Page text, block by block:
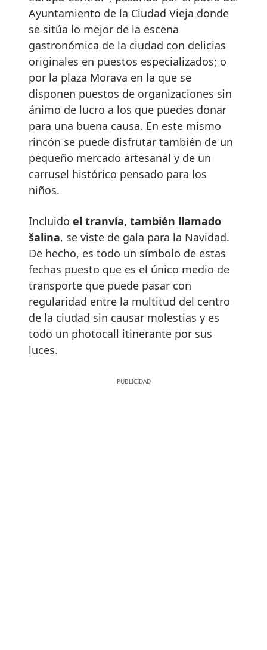
Ayuntamiento de la Ciudad Vieja donde
se sitúa lo mejor de la escena
gastronómica de la ciudad con delicias
originales en puestos especializados; o
por la plaza Morava en la que se
disponen puestos de organizaciones sin
ánimo de lucro a los que puedes donar
para una buena causa. En este mismo
rincón se puede disfrutar también de un
pequeño mercado artesanal y de un
carrusel histórico pensado para los
niños.
Incluido el tranvía, también llamado
šalina, se viste de gala para la Navidad.
De hecho, es todo un símbolo de estas
fechas puesto que es el único medio de
transporte que puede pasar con
regularidad entre la multitud del centro
de la ciudad sin causar molestias y es
todo un photocall itinerante por sus
luces.